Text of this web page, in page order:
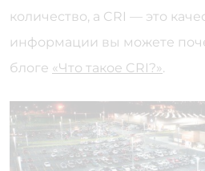
количество, а CRI — это
информации вы можете
блоге «Что такое CRI?».